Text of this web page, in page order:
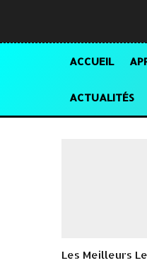
ACCUEIL
ACTUALITÉS
Les Meilleurs